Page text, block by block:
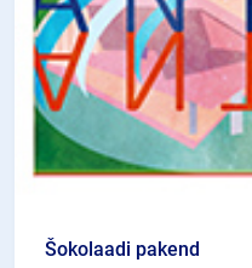
Šokolaadi pakend